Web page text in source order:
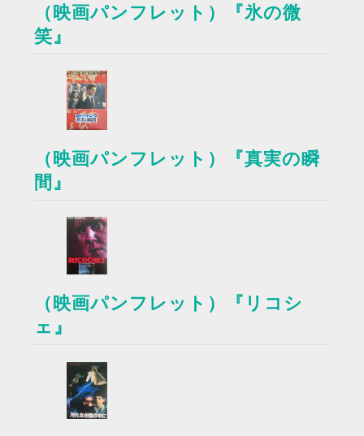
（映画パンフレット）『氷の微
笑』
（映画パンフレット）『真実の瞬
間』
（映画パンフレット）『リコシ
ェ』